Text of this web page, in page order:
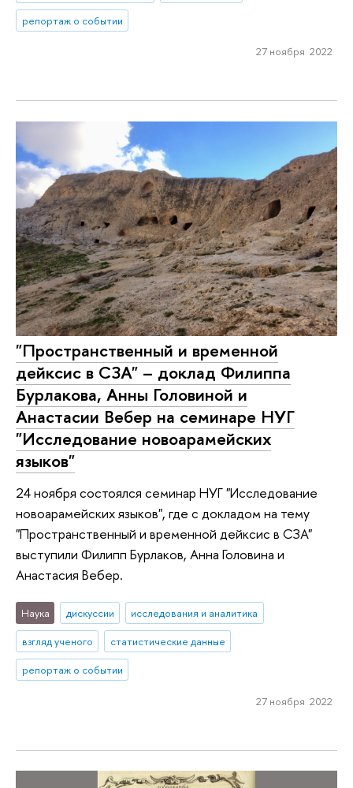
репортаж о событии
27 ноября 2022
"Пространственный и временной
дейксис в СЗА" – доклад Филиппа
Бурлакова, Анны Головиной и
Анастасии Вебер на семинаре НУГ
"Исследование новоарамейских
языков"
24 ноября состоялся семинар НУГ "Исследование
новоарамейских языков", где с докладом на тему
"Пространственный и временной дейксис в СЗА"
выступили Филипп Бурлаков, Анна Головина и
Анастасия Вебер.
Наука дискуссии
исследования и аналитика
взгляд ученого
статистические данные
репортаж о событии
27 ноября 2022